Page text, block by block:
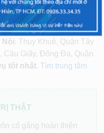
đến 1 trong các cửa
khu vực: Quận 10,
Quận Gò Vấp, Quận
Nội: Thụy Khuê, Quận Tây
Cầu Giấy, Đống Đa, Quận
tốt nhất. Tìm trung tâm
THẬT
cố gắng hoàn thiện